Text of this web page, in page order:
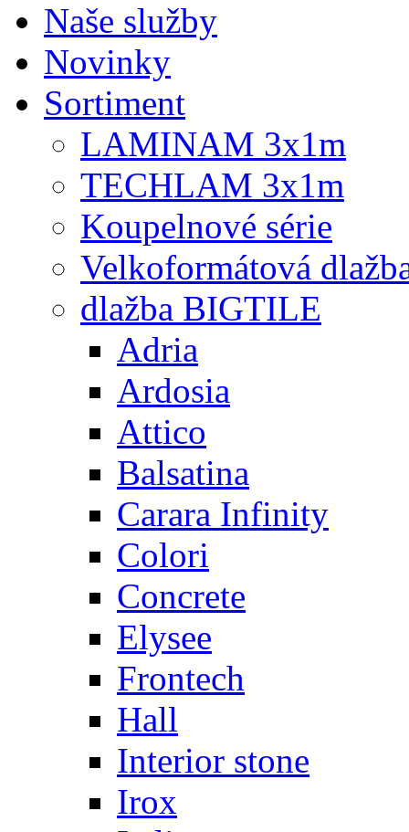
Naše služby
Novinky
Sortiment
LAMINAM 3x1m
TECHLAM 3x1m
Koupelnové série
Velkoformátová
dlažba BIGTILE
Adria
Ardosia
Attico
Balsatina
Carara Infinity
Colori
Concrete
Elysee
Frontech
Hall
Interior stone
Irox